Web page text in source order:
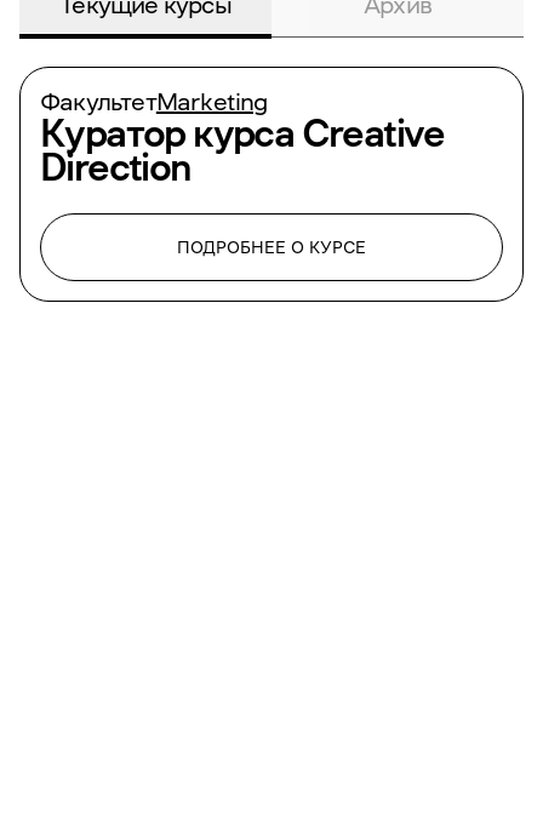
Текущие курсы Архив
ФакультетMarketing
Куратор курса Creative
Direction
ПОДРОБНЕЕ О КУРСЕ